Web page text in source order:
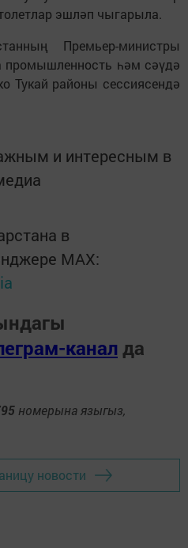
эшләп чыгарыла.
Премьер-министры
промышленность һәм сәүдә
Тукай районы сессиясендә
и интересным в
в
MАХ:
канал да
номерына языгыз,
новости